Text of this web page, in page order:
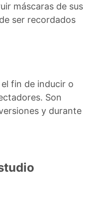
máscaras de sus
ser recordados
fin de inducir o
Son
y durante